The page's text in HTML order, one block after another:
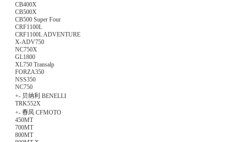
CB400X
CB500X
CB500 Super Four
CRF1100L
CRF1100L ADVENTURE
X-ADV750
NC750X
GL1800
XL750 Transalp
FORZA350
NSS350
NC750
+- 贝纳利 BENELLI
TRK552X
+- 春风 CFMOTO
450MT
700MT
800MT